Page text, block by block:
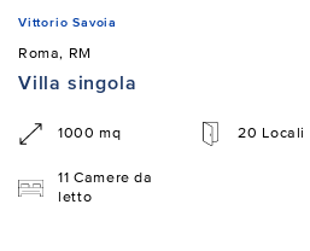
Vittorio Savoia
Roma, RM
Villa singola
1000 mq 20 Locali
11 Camere da
letto